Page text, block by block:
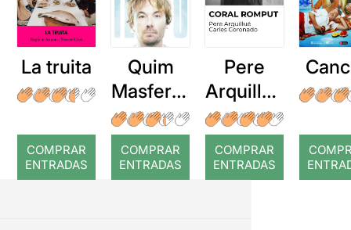
La truita
COMPRAR
ENTRADAS
Quim
Masferre
r: Temps
COMPRAR
ENTRADAS
Pere
Arquillué
: Coral
romput
COMPRAR
ENTRADAS